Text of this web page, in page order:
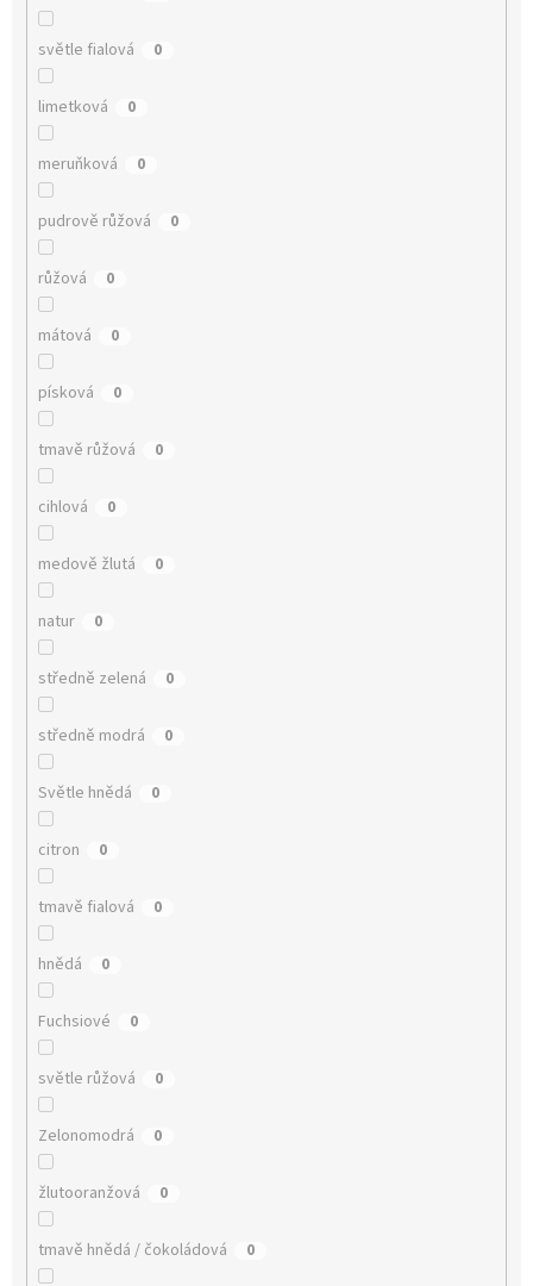
světle fialová 0
limetková 0
meruňková 0
pudrově růžová 0
růžová 0
mátová 0
písková 0
tmavě růžová 0
cihlová 0
medově žlutá 0
natur 0
středně zelená 0
středně modrá 0
Světle hnědá 0
citron 0
tmavě fialová 0
hnědá 0
Fuchsiové 0
světle růžová 0
Zelonomodrá 0
žlutooranžová 0
tmavě hnědá / čokoládová 0